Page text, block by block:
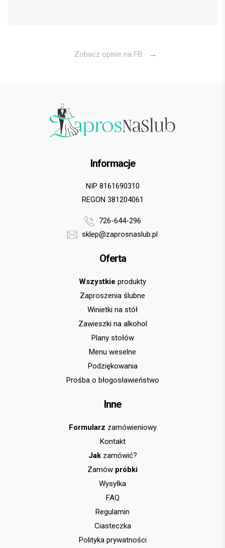
Zobacz opinie na FB →
Informacje
NIP 8161690310
REGON 381204061
726-644-296
sklep@zaprosnaslub.pl
Oferta
Wszystkie produkty
Zaproszenia ślubne
Winietki na stół
Zawieszki na alkohol
Plany stołów
Menu weselne
Podziękowania
Prośba o błogosławieństwo
Inne
Formularz zamówieniowy
Kontakt
Jakzamówić?
Zamów próbki
Wysyłka
FAQ
Regulamin
Ciasteczka
Polityka prywatności